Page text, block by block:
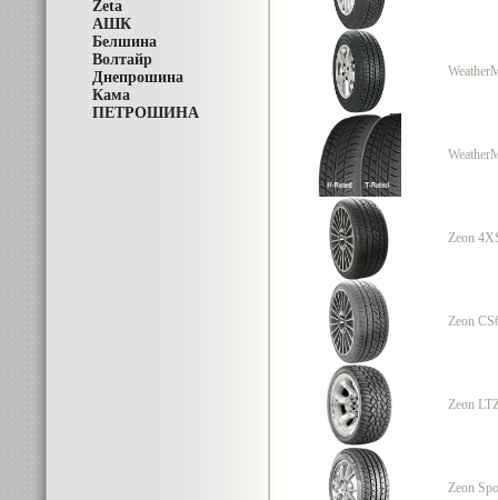
Zeta
АШК
Белшина
Волтайр
Днепрошина
Кама
ПЕТРОШИНА
Zeon
Zeon
Zeon
Zeon